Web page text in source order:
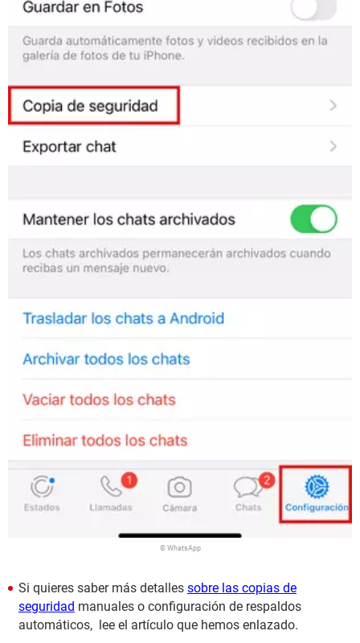
© WhatsApp
Si quieres saber más detalles sobre las copias de
seguridad manuales o configuración de respaldos
automáticos, lee el artículo que hemos enlazado.